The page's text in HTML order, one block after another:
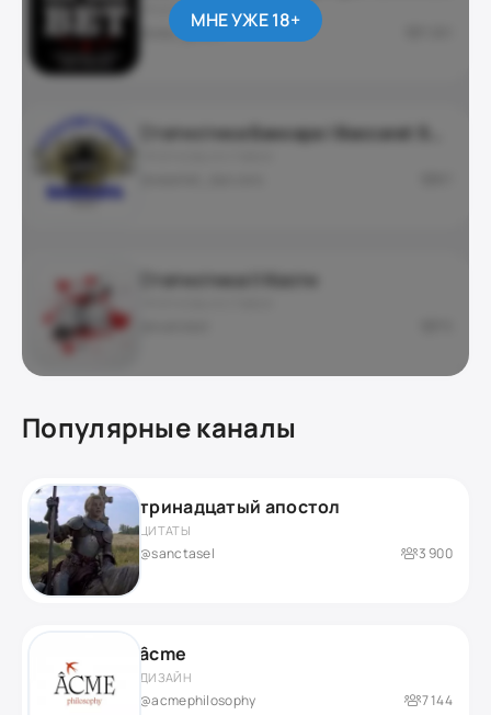
ПРОГНОЗЫ И СТАВКИ
@sea_gold21
Статистика || Кости
МНЕ УЖЕ 18+
Популярные каналы
тринадцатый апостол
ЦИТАТЫ
@sanctasel 3 900
âcme
ДИЗАЙН
@acmephilosophy 7 144